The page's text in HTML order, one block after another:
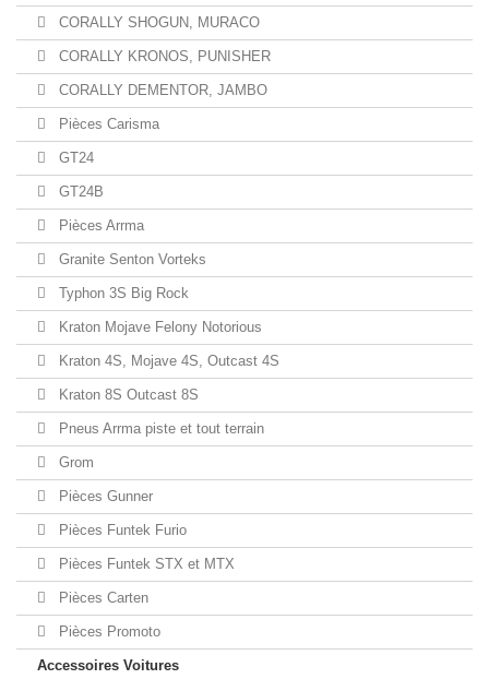
CORALLY SHOGUN, MURACO
CORALLY KRONOS, PUNISHER
CORALLY DEMENTOR, JAMBO
Pièces Carisma
GT24
GT24B
Pièces Arrma
Granite Senton Vorteks
Typhon 3S Big Rock
Kraton Mojave Felony Notorious
Kraton 4S, Mojave 4S, Outcast 4S
Kraton 8S Outcast 8S
Pneus Arrma piste et tout terrain
Grom
Pièces Gunner
Pièces Funtek Furio
Pièces Funtek STX et MTX
Pièces Carten
Pièces Promoto
Accessoires Voitures